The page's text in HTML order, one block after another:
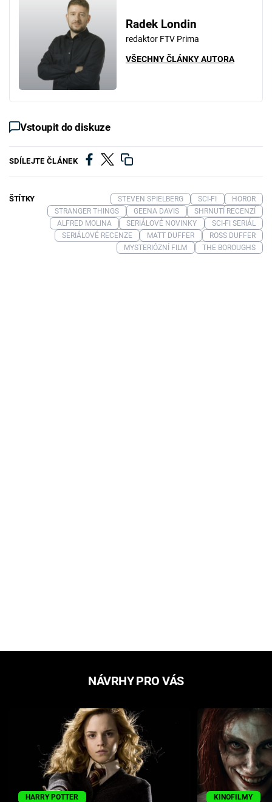
Radek Londin
redaktor FTV Prima
VŠECHNY ČLÁNKY AUTORA
Vstoupit do diskuze
SDÍLEJTE ČLÁNEK
ŠTÍTKY STEVEN SPIELBERG SCI-FI
HOROR
STRANGER THINGS
GEENA DAVIS
SHRNUTÍ RECENZÍ
ALFRED MOLINA
SERIÁLOVÉ NOVINKY
SCI-FI SERIÁL
SERIÁLOVÉ RECENZE
MATT DUFFER
ROSS DUFFER
MYSTERIÓZNÍ FILM
THE BOROUGHS
NÁVRHY PRO VÁS
HARRY POTTER KINOFILMY